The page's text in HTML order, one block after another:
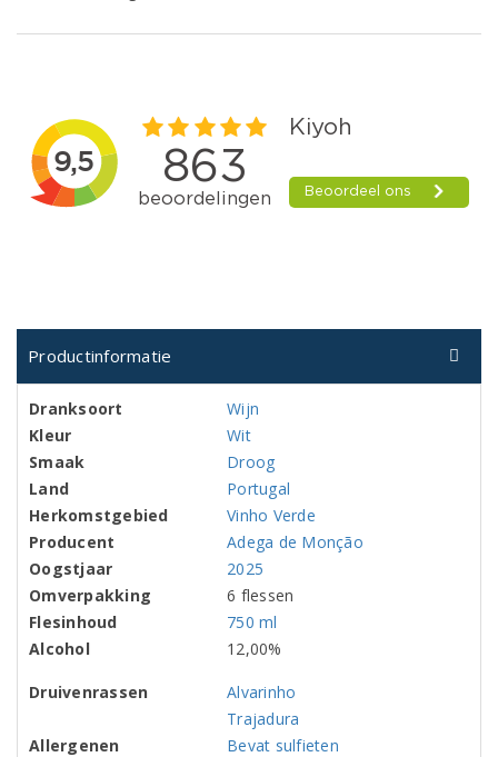
Productinformatie
Dranksoort
Wijn
Kleur
Wit
Smaak
Droog
Land
Portugal
Herkomstgebied
Vinho Verde
Producent
Adega de Monção
Oogstjaar
2025
Omverpakking
6 flessen
Flesinhoud
750 ml
Alcohol
12,00%
Druivenrassen
Alvarinho
Trajadura
Allergenen
Bevat sulfieten